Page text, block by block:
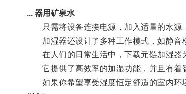
... 器用矿泉水
只需将设备连接电源，加入适量的水源
加湿器还设计了多种工作模式，如静音
在人们的日常生活中，下载元链加湿器
它提供了高效率的加湿功能，并且有着
如果你希望享受湿度恒定舒适的室内环